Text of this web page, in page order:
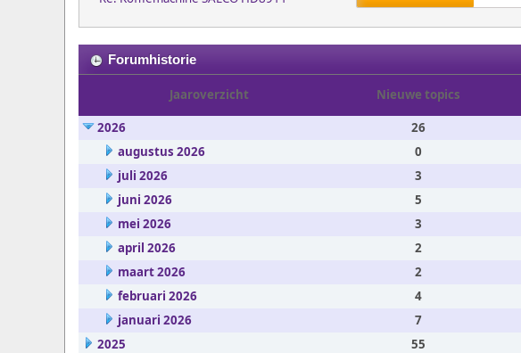
Forumhistorie
Jaaroverzicht Nieuwe topics
2026 26
augustus 2026
0
juli 2026
3
juni 2026
5
mei 2026
3
april 2026
2
maart 2026
2
februari 2026
4
januari 2026
7
2025
55